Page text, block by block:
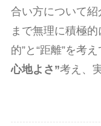
合い方について
まで無理に積極
的”と“距離”を考
心地よさ”考え、